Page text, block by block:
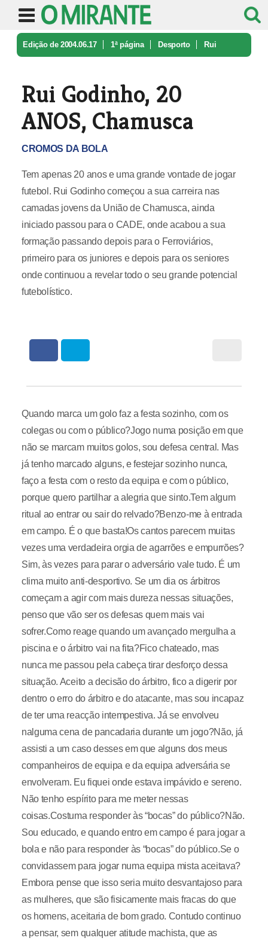
Edição de 2004.06.17 1ª página Desporto Rui
Rui Godinho, 20
ANOS, Chamusca
CROMOS DA BOLA
Tem apenas 20 anos e uma grande vontade de jogar
futebol. Rui Godinho começou a sua carreira nas
camadas jovens da União de Chamusca, ainda
iniciado passou para o CADE, onde acabou a sua
formação passando depois para o Ferroviários,
primeiro para os juniores e depois para os seniores
onde continuou a revelar todo o seu grande potencial
futebolístico.
Quando marca um golo faz a festa sozinho, com os
colegas ou com o público?Jogo numa posição em que
não se marcam muitos golos, sou defesa central. Mas
já tenho marcado alguns, e festejar sozinho nunca,
faço a festa com o resto da equipa e com o público,
porque quero partilhar a alegria que sinto.Tem algum
ritual ao entrar ou sair do relvado?Benzo-me à entrada
em campo. É o que basta!Os cantos parecem muitas
vezes uma verdadeira orgia de agarrões e empurrões?
Sim, às vezes para parar o adversário vale tudo. É um
clima muito anti-desportivo. Se um dia os árbitros
começam a agir com mais dureza nessas situações,
penso que vão ser os defesas quem mais vai
sofrer.Como reage quando um avançado mergulha a
piscina e o árbitro vai na fita?Fico chateado, mas
nunca me passou pela cabeça tirar desforço dessa
situação. Aceito a decisão do árbitro, fico a digerir por
dentro o erro do árbitro e do atacante, mas sou incapaz
de ter uma reacção intempestiva. Já se envolveu
nalguma cena de pancadaria durante um jogo?Não, já
assisti a um caso desses em que alguns dos meus
companheiros de equipa e da equipa adversária se
envolveram. Eu fiquei onde estava impávido e sereno.
Não tenho espírito para me meter nessas
coisas.Costuma responder às “bocas” do público?Não.
Sou educado, e quando entro em campo é para jogar a
bola e não para responder às “bocas” do público.Se o
convidassem para jogar numa equipa mista aceitava?
Embora pense que isso seria muito desvantajoso para
as mulheres, que são fisicamente mais fracas do que
os homens, aceitaria de bom grado. Contudo continuo
a pensar, sem qualquer atitude machista, que as